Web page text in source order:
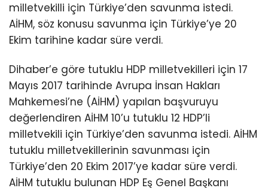
milletvekilli için Türkiye’den savunma istedi.
AİHM, söz konusu savunma için Türkiye’ye 20
Ekim tarihine kadar süre verdi.
Dihaber’e göre tutuklu HDP milletvekilleri için 17
Mayıs 2017 tarihinde Avrupa İnsan Hakları
Mahkemesi’ne (AİHM) yapılan başvuruyu
değerlendiren AİHM 10’u tutuklu 12 HDP’li
milletvekili için Türkiye’den savunma istedi. AİHM
tutuklu milletvekillerinin savunması için
Türkiye’den 20 Ekim 2017’ye kadar süre verdi.
AİHM tutuklu bulunan HDP Eş Genel Başkanı